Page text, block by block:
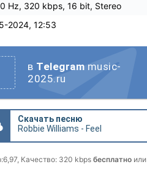
Hz, 320 kbps, 16 bit, Stereo
2024, 12:53
в Telegram music-
2025.ru
Скачать песню
Robbie Williams - Feel
Качество: 320 kbpsбесплатно или